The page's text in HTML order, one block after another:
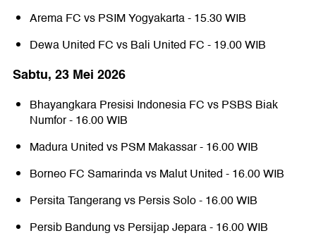
Arema FCvsPSIM Yogyakarta- 15.30 WIB
Dewa United FCvsBali United FC- 19.00 WIB
Sabtu, 23 Mei 2026
Bhayangkara Presisi Indonesia FCvsPSBS Biak
Numfor- 16.00 WIB
Madura UnitedvsPSM Makassar- 16.00 WIB
Borneo FC SamarindavsMalut United- 16.00 WIB
Persita TangerangvsPersis Solo- 16.00 WIB
Persib BandungvsPersijap Jepara- 16.00 WIB